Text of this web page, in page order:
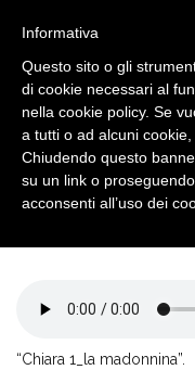
CHIARA 1_LA
MADONNINA
“Chiara 1_la madonnina”.
Informativa
Questo sito o gli
di cookie necessari al
nella cookie policy. Se
a tutti o ad alcuni
Chiudendo questo
su un link o
acconsenti all’uso dei